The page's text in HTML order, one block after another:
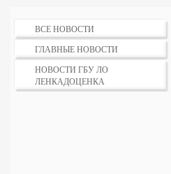
ВСЕ НОВОСТИ
ГЛАВНЫЕ НОВОСТИ
НОВОСТИ ГБУ ЛО
ЛЕНКАДОЦЕНКА